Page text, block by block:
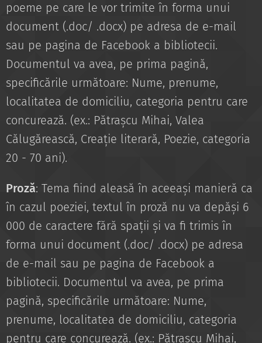
poeme pe care le vor trimite în forma unui
document (.doc/ .docx) pe adresa de e-mail
sau pe pagina de Facebook a bibliotecii.
Documentul va avea, pe prima pagină,
specificările următoare: Nume, prenume,
localitatea de domiciliu, categoria pentru care
concurează. (ex.: Pătrașcu Mihai, Valea
Călugărească, Creație literară, Poezie, categoria
20 - 70 ani).
Proză: Tema fiind aleasă în aceeași manieră ca
în cazul poeziei, textul în proză nu va depăși 6
000 de caractere fără spații și va fi trimis în
forma unui document (.doc/ .docx) pe adresa
de e-mail sau pe pagina de Facebook a
bibliotecii. Documentul va avea, pe prima
pagină, specificările următoare: Nume,
prenume, localitatea de domiciliu, categoria
pentru care concurează. (ex.: Pătrașcu Mihai,